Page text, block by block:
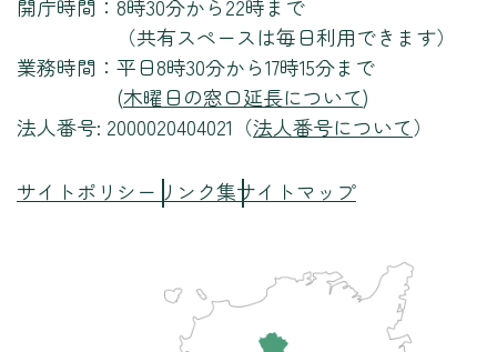
開庁時間： 8時30分から22時まで
（共有スペースは毎日利用できます）
業務時間： 平日8時30分から17時15分まで
(木曜日の窓口延長について)
法人番号: 2000020404021（法人番号について）
サイトポリシー リンク集サイトマップ